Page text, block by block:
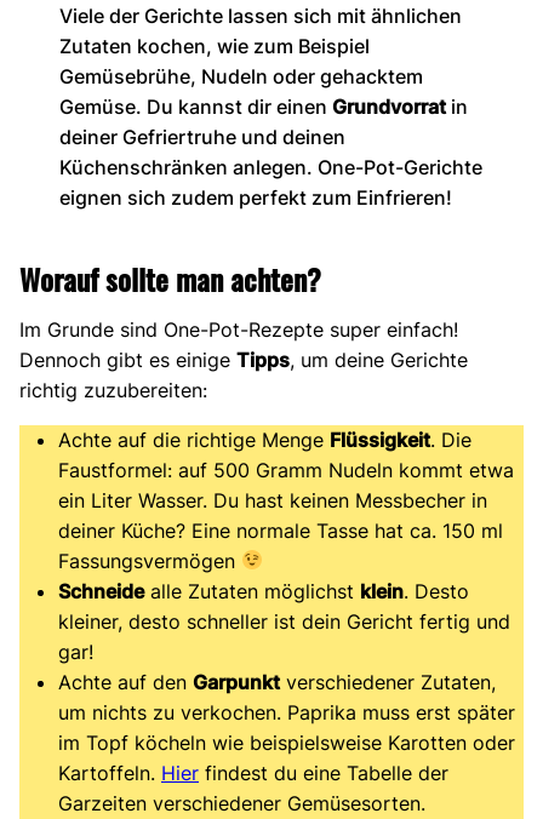
Viele der Gerichte lassen sich mit ähnlichen
Zutaten kochen, wie zum Beispiel
Gemüsebrühe, Nudeln oder gehacktem
Gemüse. Du kannst dir einenGrundvorrat in
deiner Gefriertruhe und deinen
Küchenschränken anlegen. One-Pot-Gerichte
eignen sich zudem perfekt zum Einfrieren!
Worauf sollte man achten?
Im Grunde sind One-Pot-Rezepte super einfach!
Dennoch gibt es einige Tipps, um deine Gerichte
richtig zuzubereiten:
Achte auf die richtige Menge Flüssigkeit. Die
Faustformel: auf 500 Gramm Nudeln kommt etwa
ein Liter Wasser. Du hast keinen Messbecher in
deiner Küche? Eine normale Tasse hat ca. 150 ml
Fassungsvermögen
Schneidealle Zutaten möglichst klein. Desto
kleiner, desto schneller ist dein Gericht fertig und
gar!
Achte auf den Garpunkt verschiedener Zutaten,
um nichts zu verkochen. Paprika muss erst später
im Topf köcheln wie beispielsweise Karotten oder
Kartoffeln. Hier findest du eine Tabelle der
Garzeiten verschiedener Gemüsesorten.